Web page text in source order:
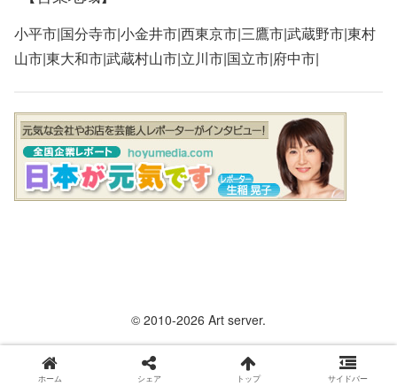
小平市|国分寺市|小金井市|西東京市|三鷹市|武蔵野市|東村
山市|東大和市|武蔵村山市|立川市|国立市|府中市|
© 2010-2026 Art server.
ホーム シェア トップ サイドバー